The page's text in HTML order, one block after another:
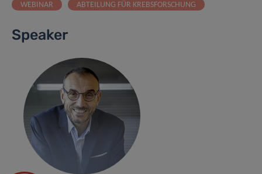
WEBINAR ABTEILUNG FÜR KREBSFORSCHUNG
Speaker